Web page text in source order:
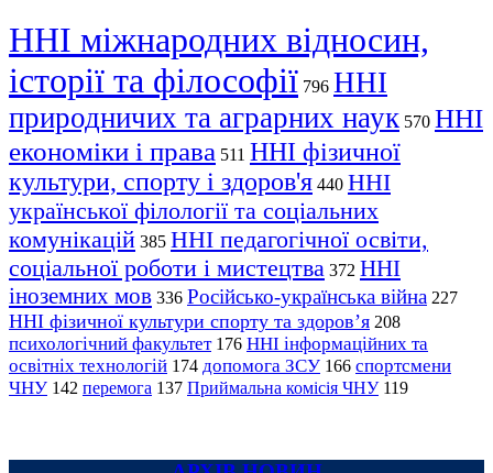
ННІ міжнародних відносин,
історії та філософії 796 ННІ
природничих та аграрних наук 570 ННІ
економіки і права 511 ННІ фізичної
культури, спорту і здоров'я 440 ННІ
української філології та соціальних
комунікацій 385 ННІ педагогічної освіти,
соціальної роботи і мистецтва 372 ННІ
іноземних мов 336 Російсько-українська війна 227
ННІ фізичної культури спорту та здоров’я 208
психологічний факультет 176 ННІ інформаційних та
освітніх технологій 174 допомога ЗСУ 166 спортсмени
ЧНУ 142 перемога 137 Приймальна комісія ЧНУ 119